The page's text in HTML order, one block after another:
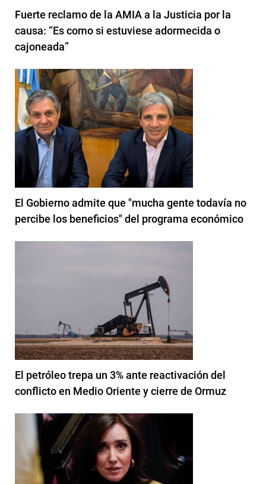
Fuerte reclamo de la AMIA a la Justicia por la
causa: “Es como si estuviese adormecida o
cajoneada”
El Gobierno admite que "mucha gente todavía no
percibe los beneficios" del programa económico
El petróleo trepa un 3% ante reactivación del
conflicto en Medio Oriente y cierre de Ormuz